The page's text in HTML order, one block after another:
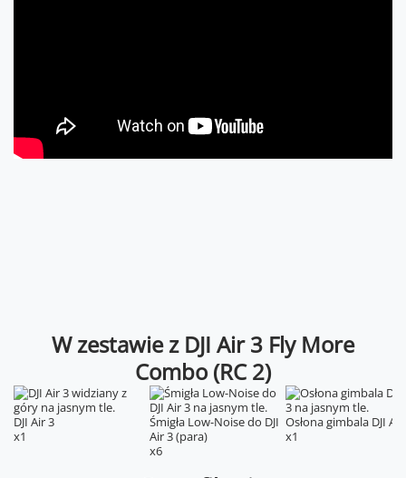
W zestawie z DJI Air 3 Fly More
Combo (RC 2)
DJI Air 3
x1
Śmigła Low-Noise do DJI
Air 3 (para)
x6
Osłona gimbala DJI Air
x1